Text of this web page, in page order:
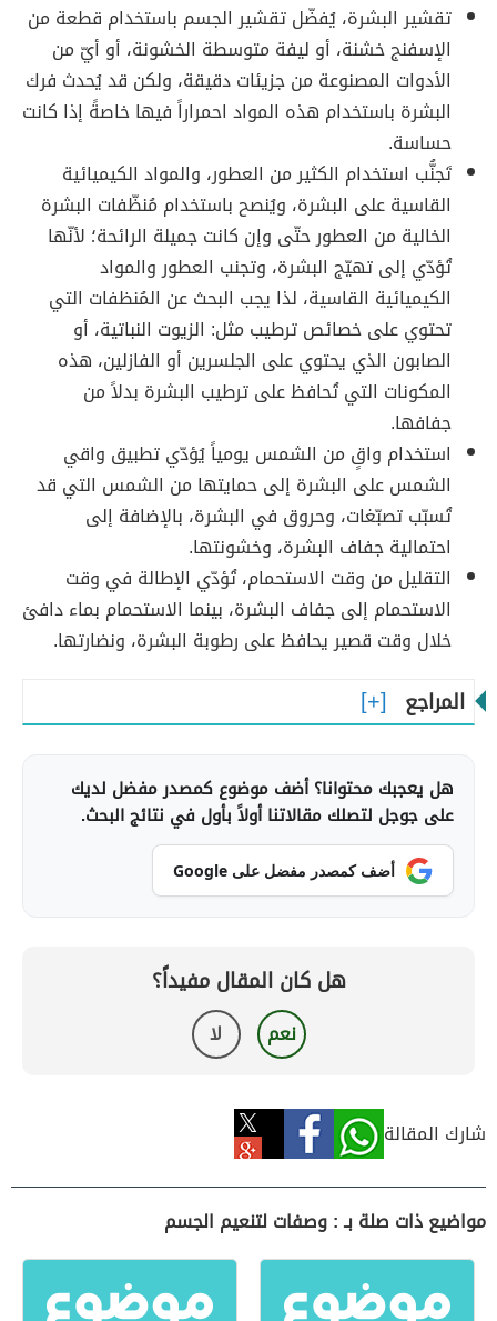
تقشير البشرة، يُفضّل تقشير الجسم باستخدام قطعة من
الإسفنج خشنة، أو ليفة متوسطة الخشونة، أو أيّ من
الأدوات المصنوعة من جزيئات دقيقة، ولكن قد يُحدث فرك
البشرة باستخدام هذه المواد احمراراً فيها خاصةً إذا كانت
حساسة.
تَجنُّب استخدام الكثير من العطور، والمواد الكيميائية
القاسية على البشرة، ويُنصح باستخدام مُنظّفات البشرة
الخالية من العطور حتّى وإن كانت جميلة الرائحة؛ لأنّها
تُؤدّي إلى تهيّج البشرة، وتجنب العطور والمواد
الكيميائية القاسية، لذا يجب البحث عن المُنظفات التي
تحتوي على خصائص ترطيب مثل: الزيوت النباتية، أو
الصابون الذي يحتوي على الجلسرين أو الفازلين، هذه
المكونات التي تُحافظ على ترطيب البشرة بدلاً من
جفافها.
استخدام واقٍ من الشمس يومياً يُؤدّي تطبيق واقي
الشمس على البشرة إلى حمايتها من الشمس التي قد
تُسبّب تصبّغات، وحروق في البشرة، بالإضافة إلى
احتمالية جفاف البشرة، وخشونتها.
التقليل من وقت الاستحمام، تُؤدّي الإطالة في وقت
الاستحمام إلى جفاف البشرة، بينما الاستحمام بماء دافئ
خلال وقت قصير يحافظ على رطوبة البشرة، ونضارتها.
المراجع
هل يعجبك محتوانا؟ أضف موضوع كمصدر مفضل لديك
على جوجل لتصلك مقالاتنا أولاً بأول في نتائج البحث.
أضف كمصدر مفضل على Google
هل كان المقال مفيداً؟
نعم لا
شارك المقالة
مواضيع ذات صلة بـ : وصفات لتنعيم الجسم